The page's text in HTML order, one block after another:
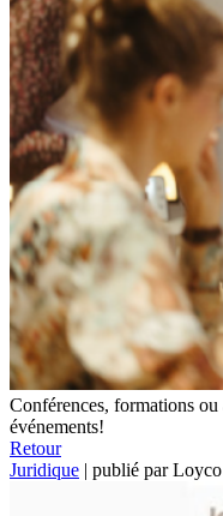
Conférences, formations
événements!
Retour
Juridique | publié par Loyco